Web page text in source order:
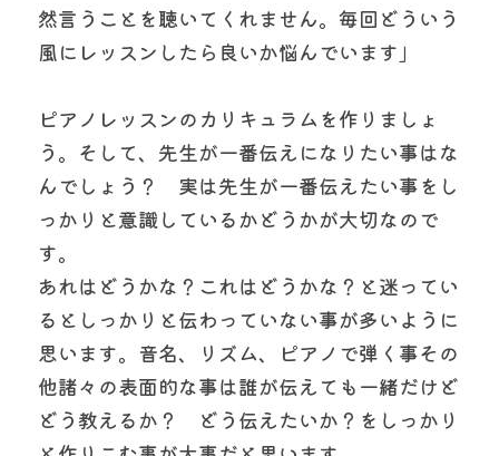
然言うことを聴いてくれません。毎回どういう
風にレッスンしたら良いか悩んでいます」
ピアノレッスンのカリキュラムを作りましょ
う。そして、先生が一番伝えになりたい事はな
んでしょう？　実は先生が一番伝えたい事をし
っかりと意識しているかどうかが大切なので
す。
あれはどうかな？これはどうかな？と迷ってい
るとしっかりと伝わっていない事が多いように
思います。音名、リズム、ピアノで弾く事その
他諸々の表面的な事は誰が伝えても一緒だけど
どう教えるか？　どう伝えたいか？をしっかり